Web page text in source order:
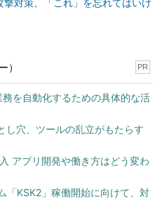
撃対策、「これ」を忘れてはいけ
） PR
を自動化するための具体的な活
し穴、ツールの乱立がもたらす
アプリ開発や働き方はどう変わ
「KSK2」稼働開始に向けて、対